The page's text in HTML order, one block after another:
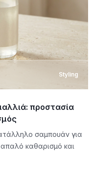
Styling
προστασία
σαμπουάν για
καθαρισμό και